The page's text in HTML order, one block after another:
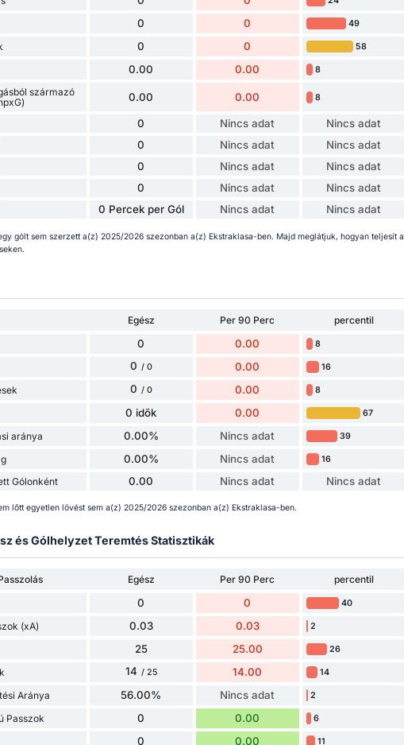
0 0 49
0 0 58
0.00 0.00 8
származó
0.00 0.00 8
0 Nincs adat Nincs adat
0 Nincs adat Nincs adat
0 Nincs adat Nincs adat
0 Nincs adat Nincs adat
0 Percek per Gól Nincs adat Nincs adat
gólt sem szerzett a(z) 2025/2026 szezonban a(z) Ekstraklasa-ben. Majd meglátjuk, hogyan teljesít a
Egész Per 90 Perc
percentil
0 0.00 8
0 / 0 0.00 16
0 / 0 0.00 8
0 idők 0.00 67
aránya 0.00% Nincs adat 39
0.00% Nincs adat 16
Gólonként 0.00 Nincs adat Nincs adat
lőtt egyetlen lövést sem a(z) 2025/2026 szezonban a(z) Ekstraklasa-ben.
és Gólhelyzet Teremtés Statisztikák
Egész Per 90 Perc
percentil
0 0 40
(xA) 0.03 0.03 2
25 25.00 26
14 / 25 14.00 14
Aránya 56.00% Nincs adat 2
Passzok 0 0.00 6
0 0.00 11